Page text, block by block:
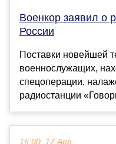
Военкор заявил о
России
Поставки новейшей
военнослужащих,
спецоперации,
радиостанции
16:00, 17 Апр